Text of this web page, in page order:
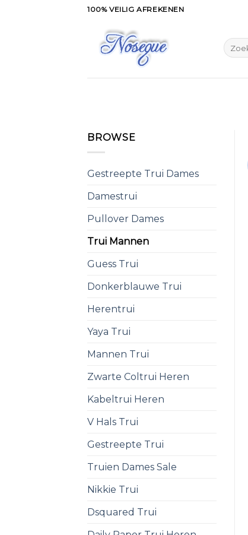
100% VEILIG AFREKENEN
Zoeken
naar:
BROWSE
Gestreepte Trui Dames
Damestrui
Pullover Dames
Trui Mannen
Guess Trui
Donkerblauwe Trui
Herentrui
Yaya Trui
Mannen Trui
Zwarte Coltrui Heren
Kabeltrui Heren
V Hals Trui
Gestreepte Trui
Truien Dames Sale
Nikkie Trui
Dsquared Trui